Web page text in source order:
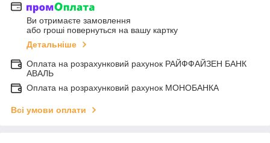
Ви отримаєте замовлення
або гроші повернуться на вашу картку
Детальніше
Оплата на розрахунковий рахунок РАЙФФАЙЗЕН БАНК
АВАЛЬ
Оплата на розрахунковий рахунок МОНОБАНКА
Всі умови оплати